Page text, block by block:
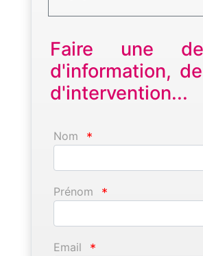
Faire une
d'information,
d'intervention...
Nom *
Prénom *
Email *